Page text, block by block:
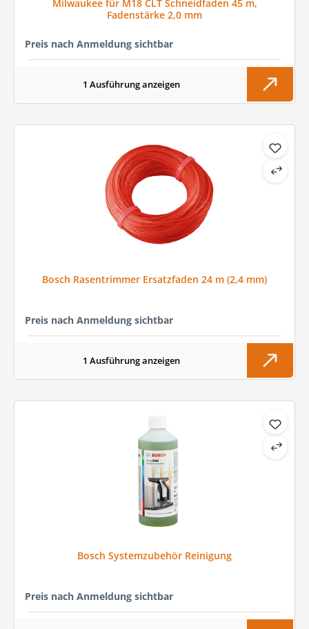
Milwaukee für M18 CLT Schneidfaden 45 m,
Fadenstärke 2,0 mm
Preis nach Anmeldung sichtbar
1 Ausführung anzeigen
Bosch Rasentrimmer Ersatzfaden 24 m (2,4 mm)
Preis nach Anmeldung sichtbar
1 Ausführung anzeigen
Bosch Systemzubehör Reinigung
Preis nach Anmeldung sichtbar